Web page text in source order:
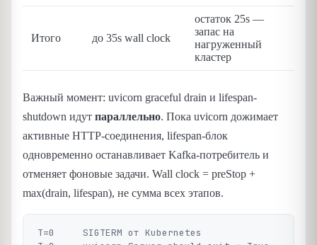
Итого до 35s wall clock
остаток 25s —
запас на
нагруженный
кластер
Важный момент: uvicorn graceful drain и lifespan-
shutdown идут параллельно. Пока uvicorn дожимает
активные HTTP-соединения, lifespan-блок
одновременно останавливает Kafka-потребитель и
отменяет фоновые задачи. Wall clock = preStop +
max(drain, lifespan), не сумма всех этапов.
T=0     SIGTERM от Kubernetes